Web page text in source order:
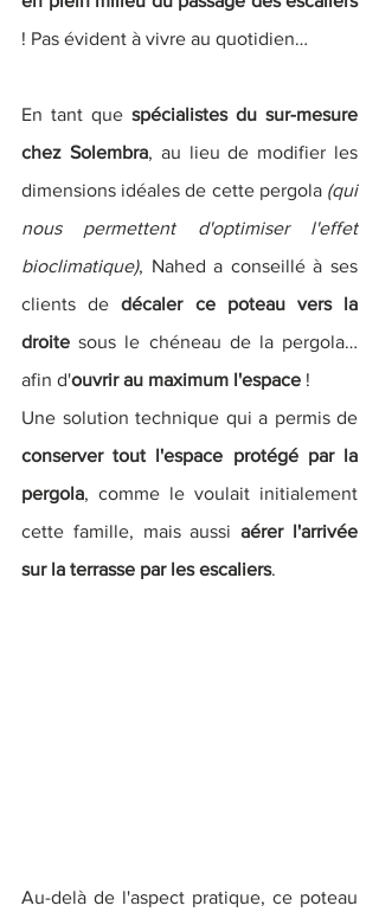
! Pas évident à vivre au quotidien…
En tant que spécialistes du sur-mesure
chez Solembra, au lieu de modifier les
dimensions idéales de cette pergola (qui
nous permettent d'optimiser l'effet
bioclimatique), Nahed a conseillé à ses
clients de décaler ce poteau vers la
droite sous le chéneau de la pergola…
afin d'ouvrir au maximum l'espace !
conserver tout l'espace protégé par la
pergola, comme le voulait initialement
cette famille, mais aussi aérer l'arrivée
sur la terrasse par les escaliers.
Au-delà de l'aspect pratique, ce poteau